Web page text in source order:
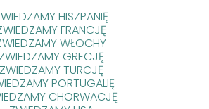
HISZPANIĘ
FRANCJĘ
WŁOCHY
ZWIEDZAMY GRECJĘ
ZWIEDZAMY TURCJĘ
PORTUGALIĘ
CHORWACJĘ